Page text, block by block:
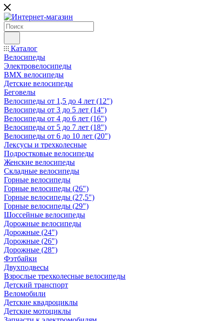
Каталог
Велосипеды
Электровелосипеды
BMX велосипеды
Детские велосипеды
Беговелы
Велосипеды от 1,5 до 4 лет (12")
Велосипеды от 3 до 5 лет (14")
Велосипеды от 4 до 6 лет (16")
Велосипеды от 5 до 7 лет (18")
Велосипеды от 6 до 10 лет (20")
Лексусы и трехколесные
Подростковые велосипеды
Женские велосипеды
Складные велосипеды
Горные велосипеды
Горные велосипеды (26")
Горные велосипеды (27,5")
Горные велосипеды (29")
Шоссейные велосипеды
Дорожные велосипеды
Дорожные (24")
Дорожные (26")
Дорожные (28")
Фэтбайки
Двухподвесы
Взрослые трехколесные велосипеды
Детский транспорт
Веломобили
Детские квадроциклы
Детские мотоциклы